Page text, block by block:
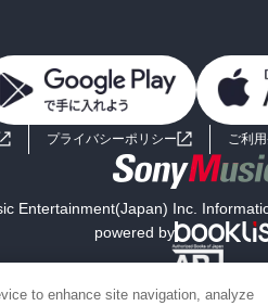
プライバシーポリシー ご利
Entertainment(Japan) Inc.
powered by
to enhance site navigation, analyze